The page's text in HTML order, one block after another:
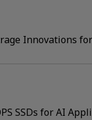
Innovations
SSDs for AI